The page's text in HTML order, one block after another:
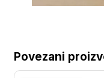
Povezani